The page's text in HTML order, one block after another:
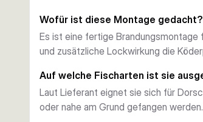
Lockkugeln, Perlen und Schlauch.
einen einheitlichen Aufbau.
Praktisch für Meeresräuber und
Die Tournament Surf Spin&Turn Serie
Über die Farbvariante der
Lichtverhältnisse wählen.
Wofür ist diese Montage gedacht?
Es ist eine fertige
und zusätzliche Lockwirkung die
Auf welche Fischarten ist sie
Laut Lieferant eignet sie sich für
oder nahe am Grund gefangen werden.